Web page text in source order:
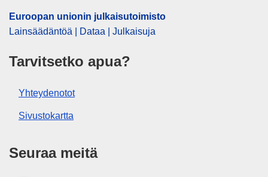
Euroopan unionin julkaisutoimisto
Lainsäädäntöä | Dataa | Julkaisuja
Tarvitsetko apua?
Yhteydenotot
Sivustokartta
Seuraa meitä